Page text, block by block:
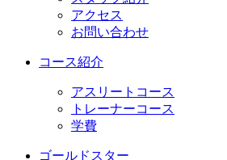
アクセス
お問い合わせ
コース紹介
アスリートコース
トレーナーコース
学費
ゴールドスター